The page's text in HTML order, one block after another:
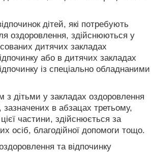
дітей, які потребують
оздоровлення, здійснюються у
дитячих закладах
або в дитячих закладах
із спеціально обладнаними
з дітьми у закладах оздоровлення
зазначених в абзацах третьому,
частини, здійснюється за
осіб, благодійної допомоги тощо.
та відпочинку